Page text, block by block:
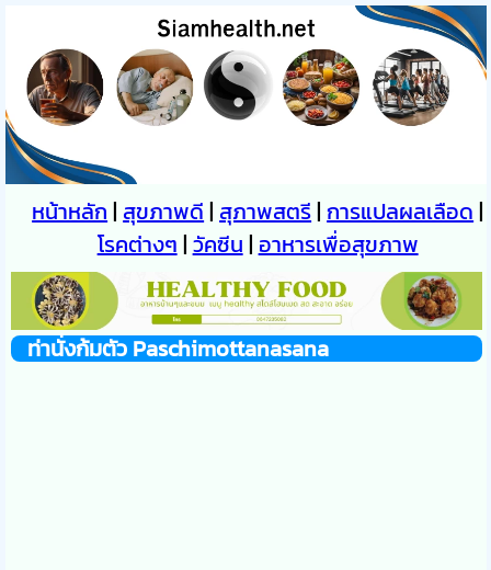
หน้าหลัก | สุขภาพดี | สุภาพสตรี|การแปลผลเลือด |
โรคต่างๆ | วัคซีน | อาหารเพื่อสุขภาพ
ท่านั่งก้มตัว Paschimottanasana